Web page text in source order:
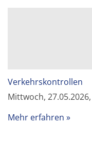
Verkehrskontrollen
Mittwoch,
Mehr erfahren